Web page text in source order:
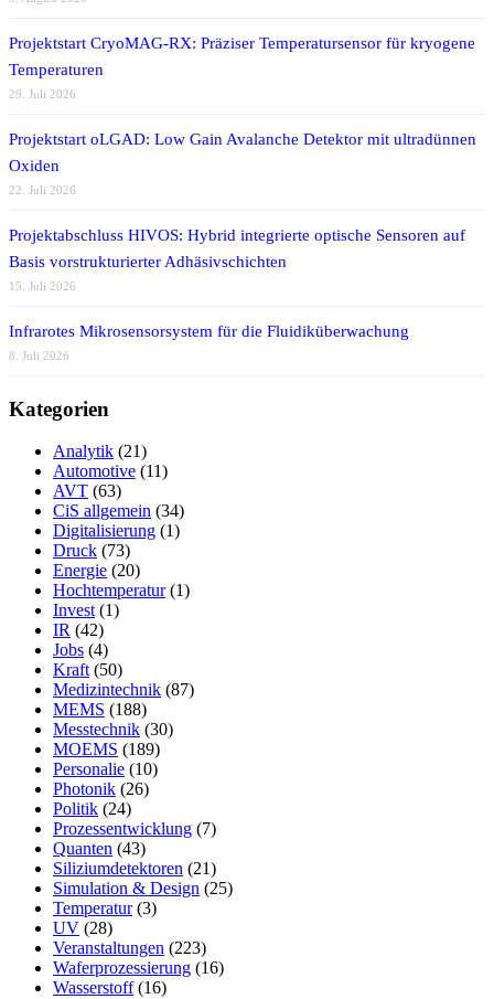
Projektstart CryoMAG-RX: Präziser Temperatursensor für kryogene
Temperaturen
29. Juli 2026
Projektstart oLGAD: Low Gain Avalanche Detektor mit ultradünnen
Oxiden
22. Juli 2026
Projektabschluss HIVOS: Hybrid integrierte optische Sensoren auf
Basis vorstrukturierter Adhäsivschichten
15. Juli 2026
Infrarotes Mikrosensorsystem für die Fluidiküberwachung
8. Juli 2026
Kategorien
Analytik (21)
Automotive (11)
AVT (63)
CiS allgemein (34)
Digitalisierung (1)
Druck (73)
Energie (20)
Hochtemperatur(1)
Invest (1)
IR (42)
Jobs (4)
Kraft (50)
Medizintechnik (87)
MEMS (188)
Messtechnik (30)
MOEMS (189)
Personalie (10)
Photonik (26)
Politik (24)
Prozessentwicklung (7)
Quanten (43)
Siliziumdetektoren (21)
Simulation & Design (25)
Temperatur(3)
UV (28)
Veranstaltungen (223)
Waferprozessierung (16)
Wasserstoff(16)